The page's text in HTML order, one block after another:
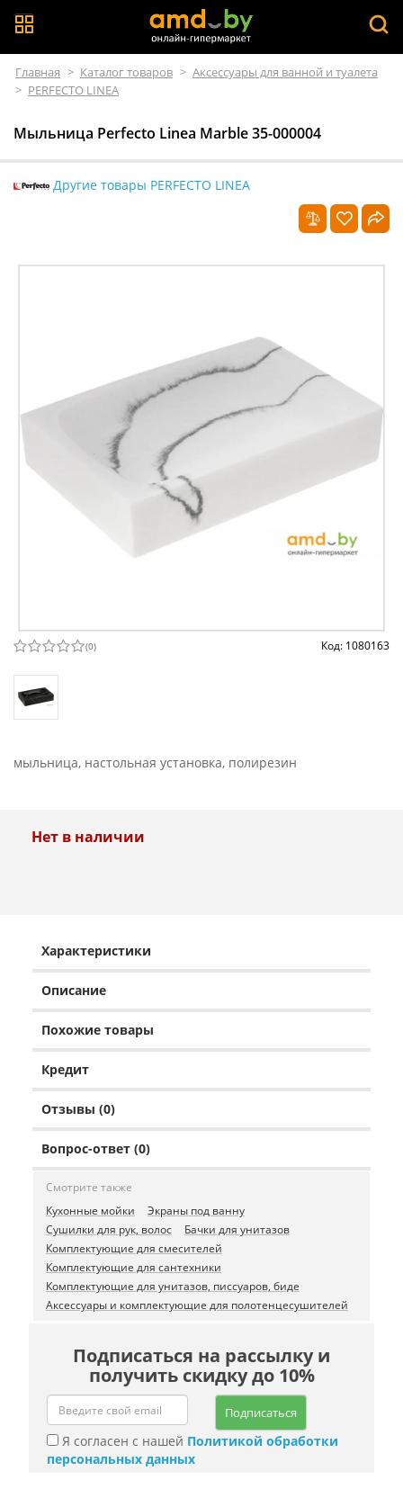
Главная > Каталог товаров > Аксессуары для ванной и туалета
> PERFECTO LINEA
Мыльница Perfecto Linea Marble 35-000004
Другие товары PERFECTO LINEA
(0) Код: 1080163
мыльница, настольная установка, полирезин
Нет в наличии
Характеристики
Описание
Похожие товары
Кредит
Отзывы (0)
Вопрос-ответ (0)
Смотрите также
Кухонные мойки
Экраны под ванну
Сушилки для рук, волос
Бачки для унитазов
Комплектующие для смесителей
Комплектующие для сантехники
Комплектующие для унитазов, писсуаров, биде
Аксессуары и комплектующие для полотенцесушителей
Подписаться на рассылку и
получить скидку до 10%
Подписаться
Я согласен с нашей Политикой обработки
персональных данных